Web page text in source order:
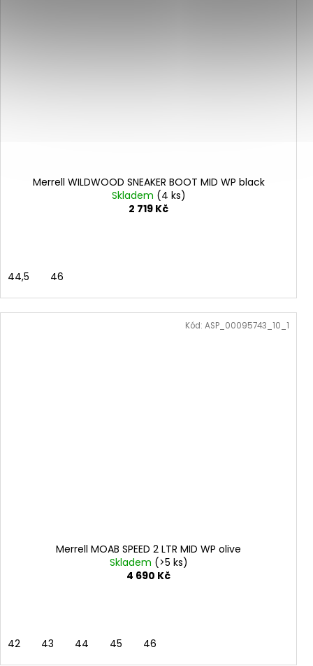
Merrell WILDWOOD SNEAKER BOOT MID WP black
Skladem (4 ks)
2 719 Kč
44,5 46
Merrell MOAB SPEED 2 LTR MID WP olive
Skladem (>5 ks)
4 690 Kč
42 43 44 45 46
Kód: ASP_00095743_10_1